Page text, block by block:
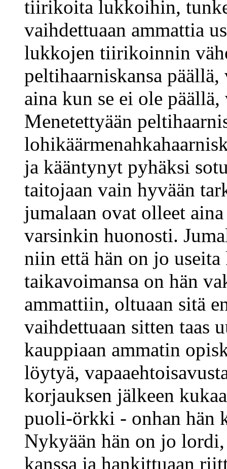
tiirikoita lukkoihin,
vaihdettuaan ammattia
lukkojen tiirikoinnin
peltihaarniskansa
aina kun se ei ole
Menetettyään
ja kääntynyt pyhäksi
taitojaan vain hyvään
jumalaan ovat olleet
varsinkin huonosti.
niin että hän on jo
taikavoimansa on hän
ammattiin, oltuaan sitä
vaihdettuaan sitten taas
kauppiaan ammatin
löytyä,
korjauksen jälkeen
puoli-örkki - onhan hän
Nykyään hän on jo
kanssa ja hankittuaan